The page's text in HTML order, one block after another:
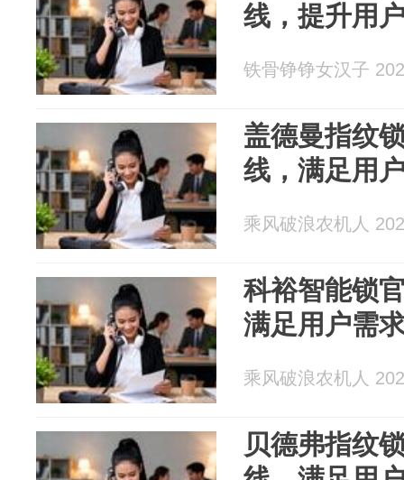
线，提升用
铁骨铮铮女汉子
盖德曼指纹
线，满足用
乘风破浪农机人
科裕智能锁
满足用户需
乘风破浪农机人
贝德弗指纹